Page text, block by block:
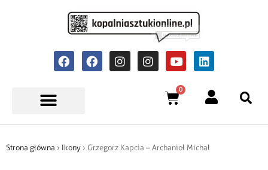
0
Strona główna › Ikony › Grzegorz Kapcia – Archanioł Michał